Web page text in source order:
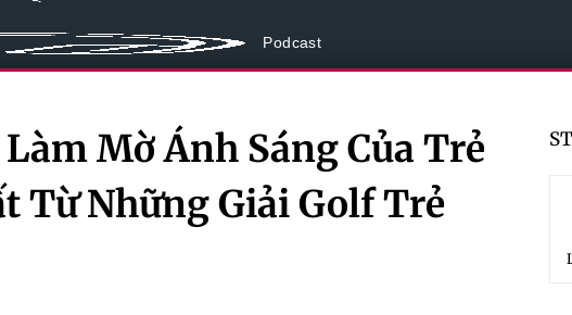
Podcast
Mờ Ánh Sáng Của Trẻ
Từ Những Giải Golf Trẻ